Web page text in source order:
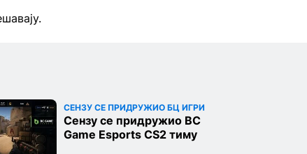
СЕНЗУ СЕ ПРИДРУЖИО БЦ ИГРИ
Сензу се придружио BC
Game Esports CS2 тиму